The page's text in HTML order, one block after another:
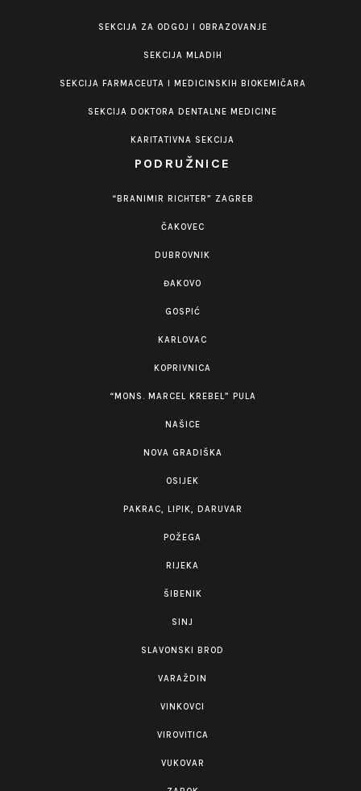
SEKCIJA ZA ODGOJ I OBRAZOVANJE
SEKCIJA MLADIH
SEKCIJA FARMACEUTA I MEDICINSKIH BIOKEMIČARA
SEKCIJA DOKTORA DENTALNE MEDICINE
KARITATIVNA SEKCIJA
PODRUŽNICE
“BRANIMIR RICHTER” ZAGREB
ČAKOVEC
DUBROVNIK
ĐAKOVO
GOSPIĆ
KARLOVAC
KOPRIVNICA
“MONS. MARCEL KREBEL” PULA
NAŠICE
NOVA GRADIŠKA
OSIJEK
PAKRAC, LIPIK, DARUVAR
POŽEGA
RIJEKA
ŠIBENIK
SINJ
SLAVONSKI BROD
VARAŽDIN
VINKOVCI
VIROVITICA
VUKOVAR